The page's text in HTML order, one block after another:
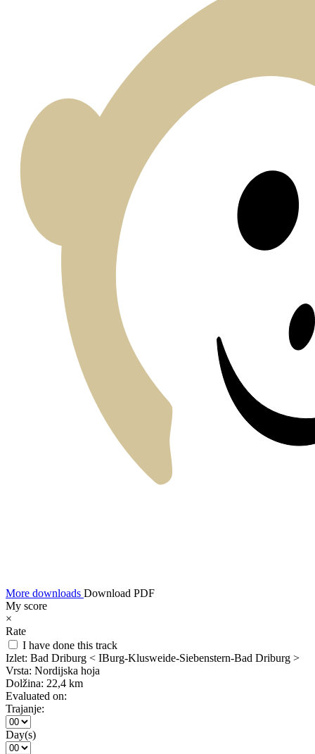
More downloads Download PDF
My score
×
Rate
I have done this track
Izlet: Bad Driburg < IBurg-Klusweide-Siebenstern-Bad Driburg >
Vrsta: Nordijska hoja
Dolžina: 22,4 km
Evaluated on:
Trajanje:
Day(s)